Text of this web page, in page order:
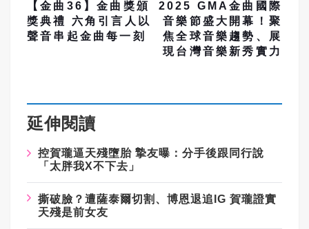
【金曲36】金曲獎頒
獎典禮 六角引言人以
聲音串起金曲每一刻
2025 GMA金曲國際
音樂節盛大開幕！聚
焦全球音樂趨勢、展
現台灣音樂新秀實力
延伸閱讀
控賀瓏逼天殘墮胎 摯友曝：分手後跟同行說
「太胖我X不下去」
撕破臉？遭薩泰爾切割、博恩退追IG 賀瓏證實
天殘是前女友